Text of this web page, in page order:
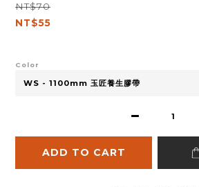
NT$70
NT$55
Color
ADD TO CART